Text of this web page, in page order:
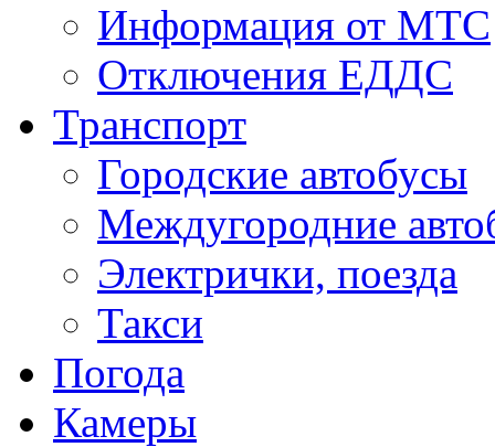
Информация от МТС
Отключения ЕДДС
Транспорт
Городские автобусы
Междугородние
Электрички, поезда
Такси
Погода
Камеры